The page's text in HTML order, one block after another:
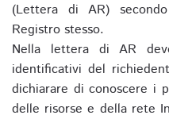
(Lettera di AR)
Registro stesso.
Nella lettera di AR
identificativi del
dichiarare di conoscere i
delle risorse e della rete